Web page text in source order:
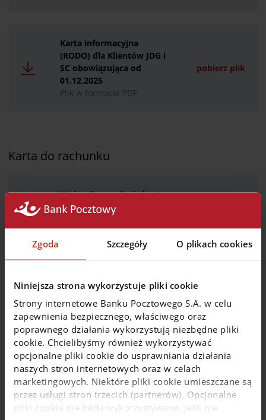
Zgoda Szczegóły O plikach cookies
Niniejsza strona wykorzystuje pliki cookie
Strony internetowe Banku Pocztowego S.A. w celu
zapewnienia bezpiecznego, właściwego oraz
poprawnego działania wykorzystują niezbędne pliki
cookie. Chcielibyśmy również wykorzystywać
opcjonalne pliki cookie do usprawniania działania
naszych stron internetowych oraz w celach
marketingowych. Niektóre pliki cookie umieszczane są
przez usługi stron trzecich (partnerów). Opcjonalne
pliki cookie nie będą wykorzystywane, jeśli nie
Karta informacyjna
(RODO) dla Klientów JDG i
SC obowiązująca od
01.12.2025
Plik w formacie PDF
pobierz plik
Karta do rachunku
Wniosek o wydanie karty
płatniczej biznes
20.04.2026 r.
Plik w formacie PDF
Formularz zgłoszenia
reklamacji
Plik w formacie PDF
pobierz plik
Mieszkaniowy Rachunek Powierniczy